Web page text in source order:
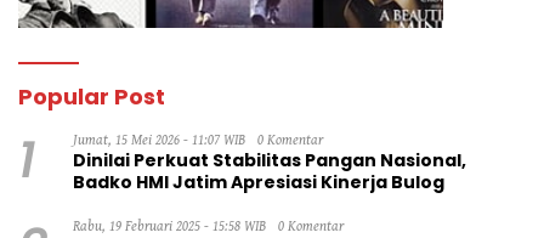
Popular Post
1 Jumat, 15 Mei 2026 - 11:07 WIB 0 Komentar
Dinilai Perkuat Stabilitas Pangan Nasional,
Badko HMI Jatim Apresiasi Kinerja Bulog
Rabu, 19 Februari 2025 - 15:58 WIB 0 Komentar